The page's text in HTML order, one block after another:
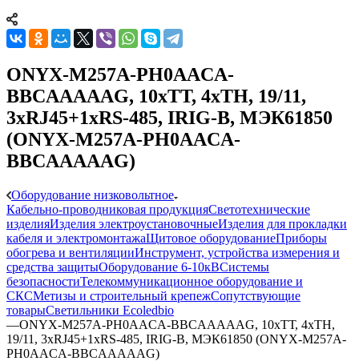
ONYX-M257A-PH0AACA-
BBCAAAAAG, 10xТТ, 4xТН, 19/11,
3xRJ45+1xRS-485, IRIG-B, МЭК61850
(ONYX-M257A-PH0AACA-
BBCAAAAAG)
Оборудование низковольтное
Кабельно-проводниковая продукцияСветотехнические
изделияИзделия электроустановочныеИзделия для прокладки
кабеля и электромонтажаЩитовое оборудованиеПриборы
обогрева и вентиляцииИнструмент, устройства измерения и
средства защитыОборудование 6-10кВСистемы
безопасностиТелекоммуникационное оборудование и
СКСМетизы и строительный крепежСопутствующие
товарыСветильники Ecoledbio
—ONYX-M257A-PH0AACA-BBCAAAAAG, 10xТТ, 4xТН,
19/11, 3xRJ45+1xRS-485, IRIG-B, МЭК61850 (ONYX-M257A-
PH0AACA-BBCAAAAAG)